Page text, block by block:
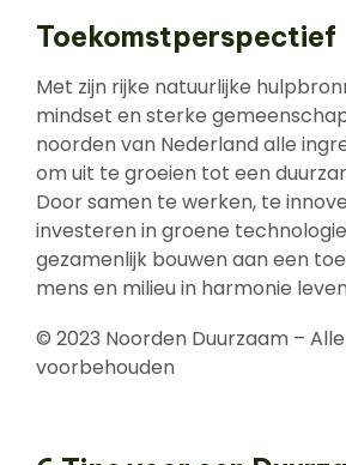
Toekomstperspectief
Met zijn rijke natuurlijke
mindset en sterke
noorden van Nederland alle
om uit te groeien tot een
Door samen te werken, te
investeren in groene
gezamenlijk bouwen aan een
mens en milieu in harmonie
© 2023 Noorden Duurzaam –
voorbehouden